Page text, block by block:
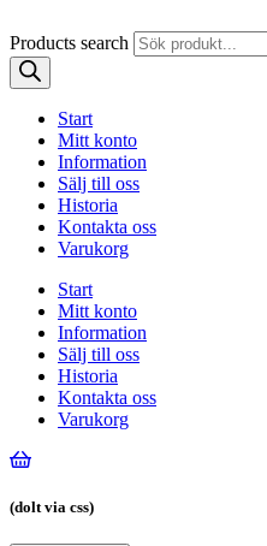
Products search
Start
Mitt konto
Information
Sälj till oss
Historia
Kontakta oss
Varukorg
Start
Mitt konto
Information
Sälj till oss
Historia
Kontakta oss
Varukorg
(dolt via css)